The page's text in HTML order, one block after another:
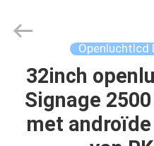
HUIS
PRODUCTEN
(Shenzhen)
Reserved.
Openluchtlcd
32inch
Signage
met